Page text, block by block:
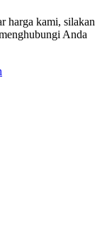
harga kami, silakan
Anda